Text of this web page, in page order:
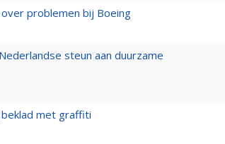
problemen bij Boeing
steun aan duurzame
met graffiti